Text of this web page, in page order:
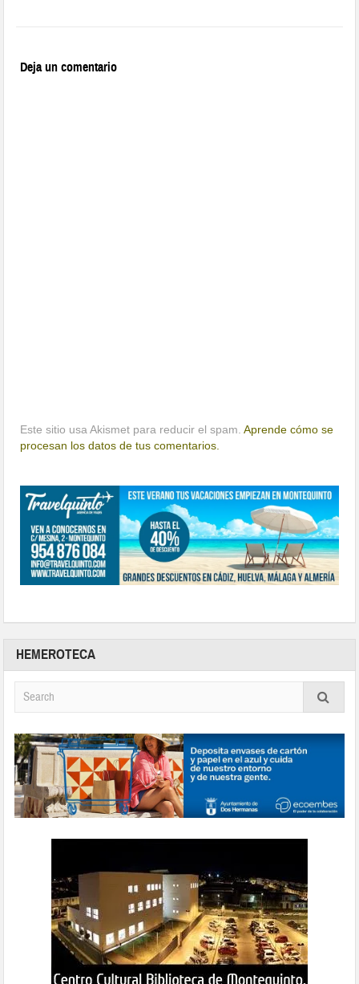
Deja un comentario
Este sitio usa Akismet para reducir el spam.Aprende cómo se
procesan los datos de tus comentarios.
HEMEROTECA